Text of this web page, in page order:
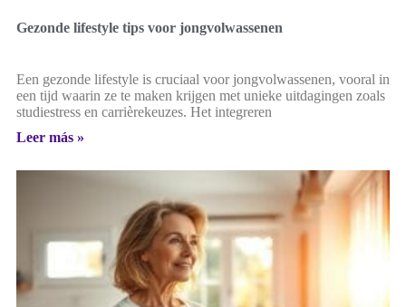
Gezonde lifestyle tips voor jongvolwassenen
Een gezonde lifestyle is cruciaal voor jongvolwassenen, vooral in
een tijd waarin ze te maken krijgen met unieke uitdagingen zoals
studiestress en carrièrekeuzes. Het integreren
Leer más »